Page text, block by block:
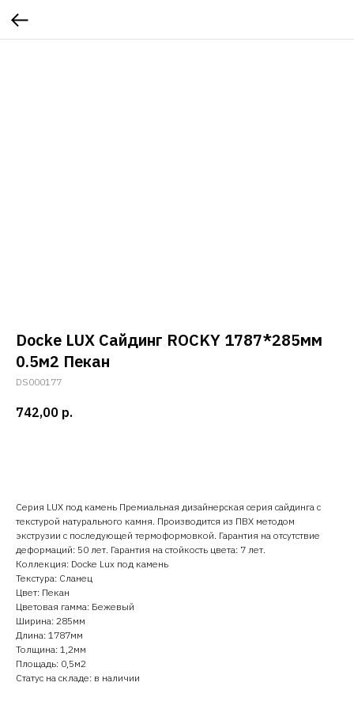
Docke LUX Сайдинг ROCKY 1787*285мм
0.5м2 Пекан
DS000177
742,00 р.
Серия LUX под камень Премиальная дизайнерская серия сайдинга с
текстурой натурального камня. Производится из ПВХ методом
экструзии с последующей термоформовкой. Гарантия на отсутствие
деформаций: 50 лет. Гарантия на стойкость цвета: 7 лет.
Коллекция: Docke Lux под камень
Текстура: Сланец
Цвет: Пекан
Цветовая гамма: Бежевый
Ширина: 285мм
Длина: 1787мм
Толщина: 1,2мм
Площадь: 0,5м2
Статус на складе: в наличии